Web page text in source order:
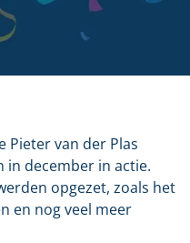
Pieter van der Plas
in december in actie.
opgezet, zoals het
en nog veel meer